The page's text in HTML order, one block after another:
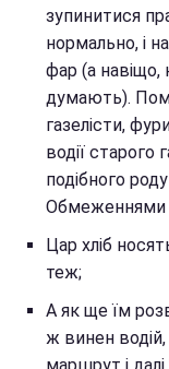
зупинитися
нормально, і
фар (а навіщо,
думають).
газелісти,
водії старого
подібного
Обмеженнями
Цар хліб
теж;
А як ще їм
ж винен водій,